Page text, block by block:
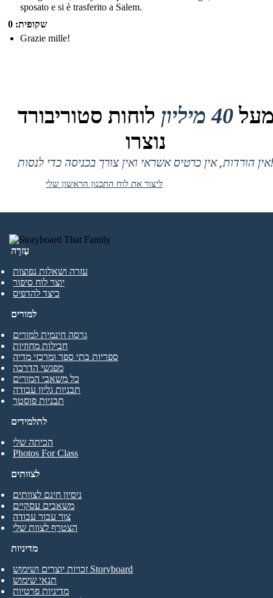
sposato e si è trasferito a Salem.
שקופית: 0
Grazie mille!
40 מיליון
לוחות סטוריבורד
נוצרו
אין הורדות, אין כרטיס אשראי ואין צורך בכניסה כדי לנסות!
ליצור את לוח התכנון הראשון שלי
עֶזרָה
עזרה ושאלות נפוצות
יוצר לוח סיפור
כיצד להדפיס
לתלמידים
הכיתה שלי
Photos For Class
למורים
גרסה חינמית למורים
חבילות מחוזיות
ספריות בתי ספר ומרכזי מדיה
מפגשי הדרכה
כל משאבי המורים
תבניות גליון עבודה
תבניות פוסטר
לצוותים
ניסיון חינם לצוותים
משאבים עסקיים
צור עבור עבודה
הצטרף לצוות שלי
מדיניות
זכויות יוצרים ושימוש Storyboard
תנאי שימוש
מדיניות פרטיות